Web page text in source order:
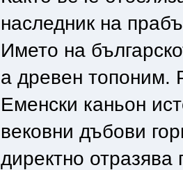
наследник на
Името на
а древен топоним.
Еменски каньон
вековни дъбови
директно